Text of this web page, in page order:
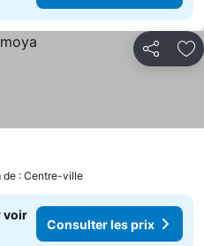
Partager
de : Centre-ville
voir
Consulter les prix